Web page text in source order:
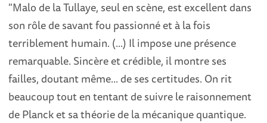
"Malo de la Tullaye, seul en scène, est excellent dans
son rôle de savant fou passionné et à la fois
terriblement humain. (...) Il impose une présence
remarquable. Sincère et crédible, il montre ses
failles, doutant même... de ses certitudes. On rit
beaucoup tout en tentant de suivre le raisonnement
de Planck et sa théorie de la mécanique quantique.